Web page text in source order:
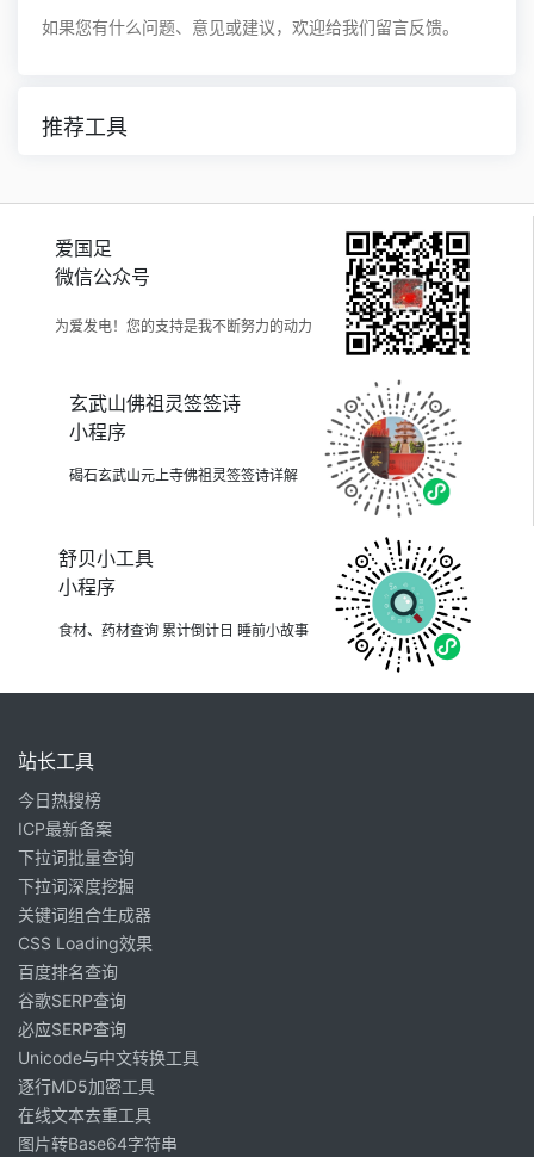
如果您有什么问题、意见或建议，欢迎给我们留言反馈。
推荐工具
爱国足
微信公众号
为爱发电！您的支持是我不断努力的动力
玄武山佛祖灵签签诗
小程序
碣石玄武山元上寺佛祖灵签签诗详解
舒贝小工具
小程序
食材、药材查询 累计倒计日 睡前小故事
站长工具
今日热搜榜
ICP最新备案
下拉词批量查询
下拉词深度挖掘
关键词组合生成器
CSS Loading效果
百度排名查询
谷歌SERP查询
必应SERP查询
Unicode与中文转换工具
逐行MD5加密工具
在线文本去重工具
图片转Base64字符串